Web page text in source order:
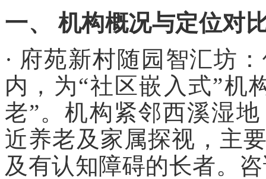
一、 机构概况与定位对
· 府苑新村随园智汇坊
内，为“社区嵌入式”机
老”。机构紧邻西溪湿
近养老及家属探视，主
及有认知障碍的长者。